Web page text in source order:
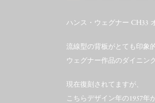
ハンス・ウェグナー CH33
流線型の背板がとても印象
ウェグナー作品のダイニン
現在復刻されてますが、
こちらデザイン年の1957年